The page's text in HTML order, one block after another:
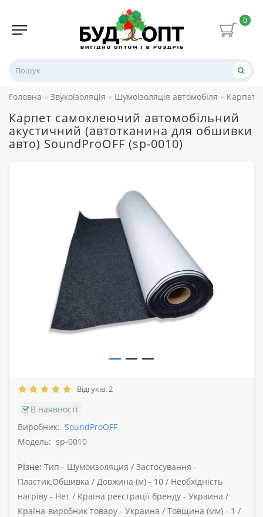
0
Головна Звукоізоляція Шумоізоляція автомобіля Карпет
Карпет самоклеючий автомобільний
акустичний (автотканина для обшивки
авто) SoundProOFF (sp-0010)
Відгуків: 2
В наявності
Виробник: SoundProOFF
Модель: sp-0010
Різне: Тип - Шумоизоляция / Застосування -
Пластик,Обшивка / Довжина (м) - 10 / Необхідність
нагріву - Нет / Країна реєстрації бренду - Украина /
Країна-виробник товару - Украина / Товщина (мм) - 1 /